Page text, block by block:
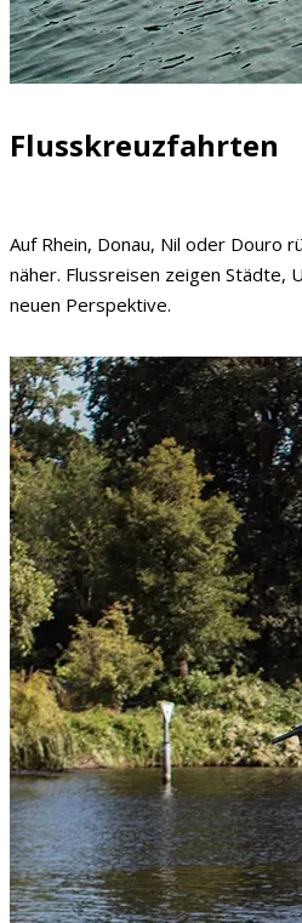
Flusskreuzfahrten
Auf Rhein, Donau, Nil oder Douro
näher. Flussreisen zeigen Städte,
neuen Perspektive.